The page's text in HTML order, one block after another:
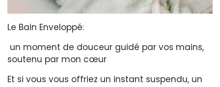
Le Bain Enveloppé:
un moment de douceur guidé par vos mains,
soutenu par mon cœur
Et si vous vous offriez un instant suspendu, un